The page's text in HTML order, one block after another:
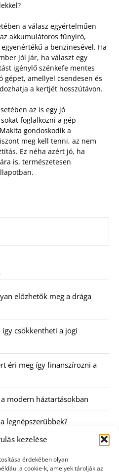
kezelése
érdekében olyan
a cookie-k, amelyek tárolják az
a válasz egyértelműen
akkumulátoros fűnyíró,
a benzinesével. Ha
jól jár, ha választ egy
igénylő szénkefe mentes
amellyel csendesen és
a kertjét hosszútávon.
az is egy jó
foglalkozni a gép
gondoskodik a
meg kell tenni, az nem
Ez néha azért jó, ha
is, természetesen
előzhetők meg a drága
így csökkentheti a jogi
éri meg így finanszírozni a
modern háztartásokban
legnépszerűbbek?